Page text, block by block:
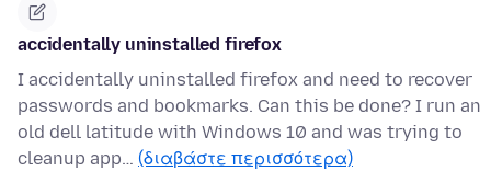
accidentally uninstalled firefox
I accidentally uninstalled firefox and need to recover
passwords and bookmarks. Can this be done? I run an
old dell latitude with Windows 10 and was trying to
cleanup app… (διαβάστε περισσότερα)